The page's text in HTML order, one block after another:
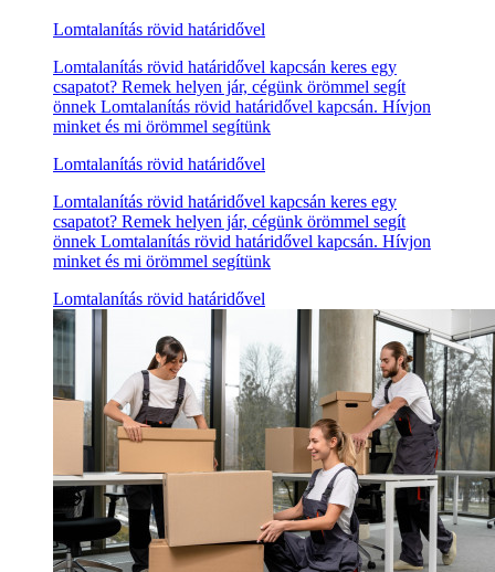
Lomtalanítás rövid határidővel
Lomtalanítás rövid határidővel kapcsán keres egy
csapatot? Remek helyen jár, cégünk örömmel segít
önnek Lomtalanítás rövid határidővel kapcsán. Hívjon
minket és mi örömmel segítünk
Lomtalanítás rövid határidővel
Lomtalanítás rövid határidővel kapcsán keres egy
csapatot? Remek helyen jár, cégünk örömmel segít
önnek Lomtalanítás rövid határidővel kapcsán. Hívjon
minket és mi örömmel segítünk
Lomtalanítás rövid határidővel